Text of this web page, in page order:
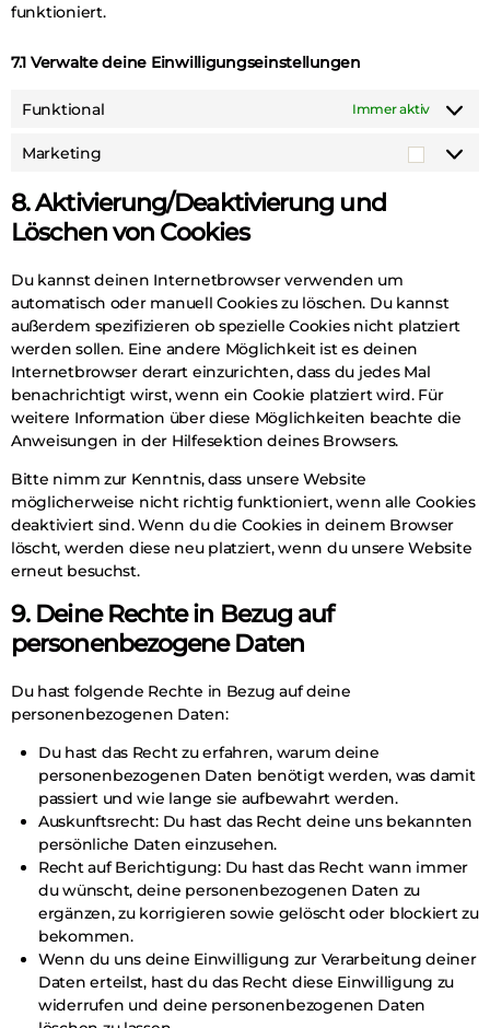
funktioniert.
7.1 Verwalte deine Einwilligungseinstellungen
Funktional Immer aktiv
Marketing
8. Aktivierung/Deaktivierung und
Löschen von Cookies
Du kannst deinen Internetbrowser verwenden um
automatisch oder manuell Cookies zu löschen. Du kannst
außerdem spezifizieren ob spezielle Cookies nicht platziert
werden sollen. Eine andere Möglichkeit ist es deinen
Internetbrowser derart einzurichten, dass du jedes Mal
benachrichtigt wirst, wenn ein Cookie platziert wird. Für
weitere Information über diese Möglichkeiten beachte die
Anweisungen in der Hilfesektion deines Browsers.
Bitte nimm zur Kenntnis, dass unsere Website
möglicherweise nicht richtig funktioniert, wenn alle Cookies
deaktiviert sind. Wenn du die Cookies in deinem Browser
löscht, werden diese neu platziert, wenn du unsere Website
erneut besuchst.
9. Deine Rechte in Bezug auf
personenbezogene Daten
Du hast folgende Rechte in Bezug auf deine
personenbezogenen Daten:
Du hast das Recht zu erfahren, warum deine
personenbezogenen Daten benötigt werden, was damit
passiert und wie lange sie aufbewahrt werden.
Auskunftsrecht: Du hast das Recht deine uns bekannten
persönliche Daten einzusehen.
Recht auf Berichtigung: Du hast das Recht wann immer
du wünscht, deine personenbezogenen Daten zu
ergänzen, zu korrigieren sowie gelöscht oder blockiert zu
bekommen.
Wenn du uns deine Einwilligung zur Verarbeitung deiner
Daten erteilst, hast du das Recht diese Einwilligung zu
widerrufen und deine personenbezogenen Daten